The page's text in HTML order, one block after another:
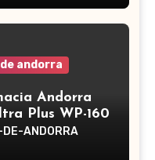
andorra
Andorra
Plus WP-160
ANDORRA